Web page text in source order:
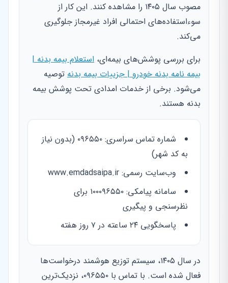
مصوب سال ۱۴۰۵ را مشاهده کنند. این کار از
سوءاستفاده‌های احتمالی افراد غیرمجاز جلوگیری
می‌کند.
برای بررسی پوشش‌های بیمه‌ای، استعلام بیمه بدنه |
بیمه نامه بدنه خودرو | جزییات بیمه بدنه توصیه
می‌شود. برخی از خدمات امدادی تحت پوشش بیمه
بدنه هستند.
شماره تماس سراسری: ۰۹۶۵۵۰ (بدون نیاز
به کد شهر)
وب‌سایت رسمی: www.emdadsaipa.ir
سامانه پیامکی: ۱۰۰۰۹۶۵۵۰ برای
نظرسنجی و پیگیری
پاسخگویی ۲۴ ساعته در ۷ روز هفته
در سال ۱۴۰۵، سیستم توزیع هوشمند درخواست‌ها
فعال شده است. با تماس با ۰۹۶۵۵۰، نزدیک‌ترین